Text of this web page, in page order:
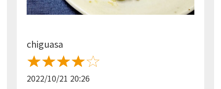
chiguasa
2022/10/21 20:26